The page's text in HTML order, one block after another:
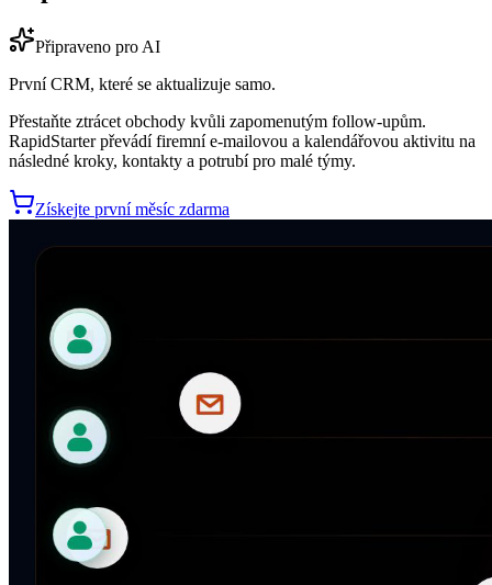
Připraveno pro AI
První CRM, které se aktualizuje samo.
Přestaňte ztrácet obchody kvůli zapomenutým follow-upům.
RapidStarter převádí firemní e-mailovou a kalendářovou aktivitu na
následné kroky, kontakty a potrubí pro malé týmy.
Získejte první měsíc zdarma